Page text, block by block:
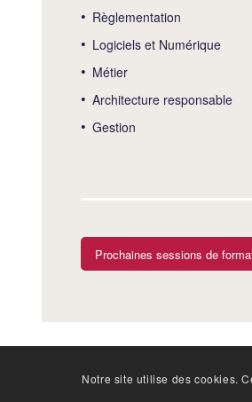
Règlementation
Logiciels et Numérique
Métier
Architecture responsable
Gestion
Prochaines sessions de
Notre site utilise des cookies.